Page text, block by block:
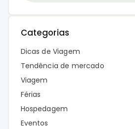
Categorias
Dicas de Viagem
Tendência de mercado
Viagem
Férias
Hospedagem
Eventos